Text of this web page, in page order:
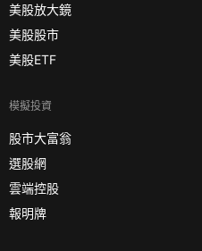
美股放大鏡
美股股市
美股ETF
模擬投資
股市大富翁
選股網
雲端控股
報明牌